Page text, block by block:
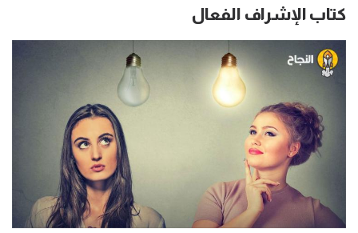
كتاب الإشراف الفعال